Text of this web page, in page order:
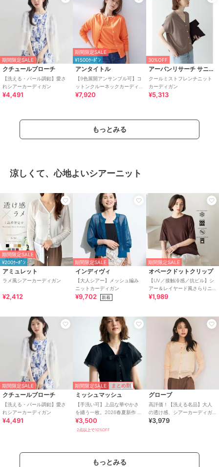
期間限定SALE
クチュールブローチ
【洗える・パール調釦】愛さ
れシアーカーディガン
¥4,491
期間限定SALE
¥1500ｸｰﾎﾟﾝ
アンタイトル
【9色展開アンサンブル可】コ
ットンクルーネックカーディ
ガン
¥7,920
30%OFF
アーバンリサーチ サニーレーベル
クールミストフレンチニット
カーディガン
¥5,313
もっとみる
涼しくて、心地よいシアーニット
期間限定SALE
¥200ｸｰﾎﾟﾝ
アミュレット
ラメ風シアーカーディガン
¥2,412
期間限定SALE
インディヴィ
【大人シアー】メッシュ編み
ニットカーディガン
¥9,702 新着
期間限定SALE
オペークドットクリップ
【UV／接触冷感／抗ピル】シ
アー＆レイヤード風さらりニ
ット《洗濯機OK》
¥1,989
期間限定SALE
クチュールブローチ
【洗える・パール調釦】愛さ
れシアーカーディガン
¥4,491
期間限定SALE まとめ割
ミッシュマッシュ
【手洗い可】上品な華やかさ
を纏う一枚。2026春夏新作 ボ
ウタイラメダブルシアー袖ニ
ット
¥3,500
2点以上で10%OFF
グローブ
高評価！【洗える名品】大人
の透け感、シアーカーディガ
ン
¥3,979
もっとみる